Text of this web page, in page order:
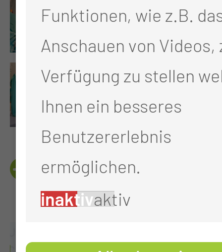
QUALITÄTSNACHWEIS
E
Funktionen, wie z.B.
Anschauen von Videos,
Verfügung zu stellen
Ihnen ein besseres
Benutzererlebnis
ermöglichen.
inaktivaktiv